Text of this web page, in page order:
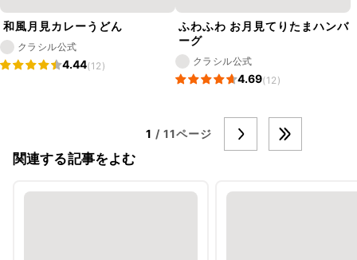
和風月見カレーうどん
クラシル公式
4.44(12)
ふわふわ お月見てりたまハンバ
ーグ
クラシル公式
4.69(12)
1 / 11ページ
関連する記事をよむ